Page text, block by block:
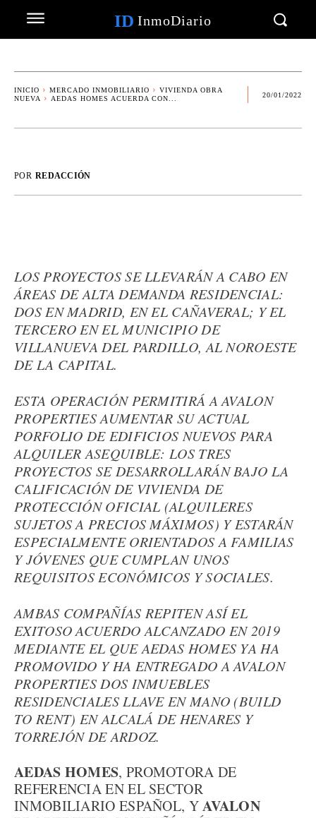
ID InmoDiario
INICIO MERCADO INMOBILIARIO
VIVIENDA OBRA
NUEVA
AEDAS HOMES ACUERDA CON...
20/01/2022
POR REDACCIÓN
LOS PROYECTOS SE LLEVARÁN A CABO EN
ÁREAS DE ALTA DEMANDA RESIDENCIAL:
DOS EN MADRID, EN EL CAÑAVERAL; Y EL
TERCERO EN EL MUNICIPIO DE
VILLANUEVA DEL PARDILLO, AL NOROESTE
DE LA CAPITAL.
ESTA OPERACIÓN PERMITIRÁ A AVALON
PROPERTIES AUMENTAR SU ACTUAL
PORFOLIO DE EDIFICIOS NUEVOS PARA
ALQUILER ASEQUIBLE: LOS TRES
PROYECTOS SE DESARROLLARÁN BAJO LA
CALIFICACIÓN DE VIVIENDA DE
PROTECCIÓN OFICIAL (ALQUILERES
SUJETOS A PRECIOS MÁXIMOS) Y ESTARÁN
ESPECIALMENTE ORIENTADOS A FAMILIAS
Y JÓVENES QUE CUMPLAN UNOS
REQUISITOS ECONÓMICOS Y SOCIALES.
AMBAS COMPAÑÍAS REPITEN ASÍ EL
EXITOSO ACUERDO ALCANZADO EN 2019
MEDIANTE EL QUE AEDAS HOMES YA HA
PROMOVIDO Y HA ENTREGADO A AVALON
PROPERTIES DOS INMUEBLES
RESIDENCIALES LLAVE EN MANO (BUILD
TO RENT) EN ALCALÁ DE HENARES Y
TORREJÓN DE ARDOZ.
AEDAS HOMES, PROMOTORA DE
REFERENCIA EN EL SECTOR
INMOBILIARIO ESPAÑOL, YAVALON